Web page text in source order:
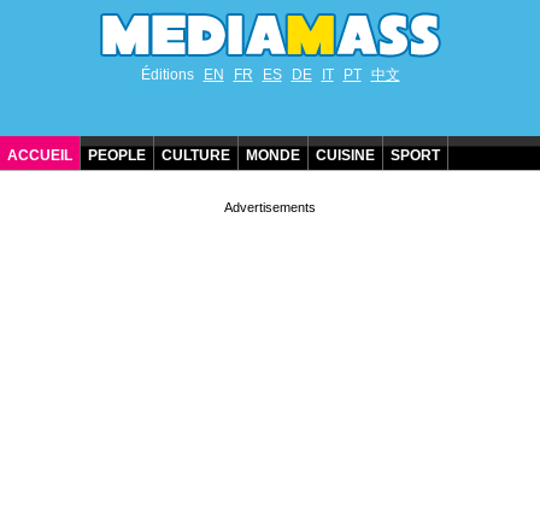
Éditions EN FR ES DE IT PT 中文
ACCUEIL PEOPLE CULTURE MONDE CUISINE SPORT